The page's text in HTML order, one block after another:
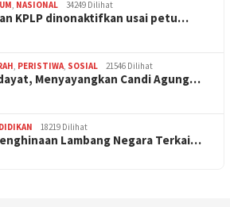
NASIONAL 34249 Dilihat
KPLP dinonaktifkan usai petu…
PERISTIWA SOSIAL 21546 Dilihat
Menyayangkan Candi Agung…
18219 Dilihat
Lambang Negara Terkai…